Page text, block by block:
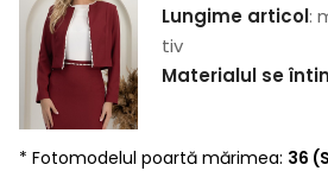
Lungime articol:
tiv
Materialul se
* Fotomodelul poartă mărimea: 36